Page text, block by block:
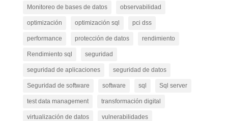
Monitoreo de bases de datos observabilidad
optimización optimización sql pci dss
performance protección de datos rendimiento
Rendimiento sql seguridad
seguridad de aplicaciones seguridad de datos
Seguridad de software software sql Sql server
test data management transformación digital
virtualización de datos vulnerabilidades